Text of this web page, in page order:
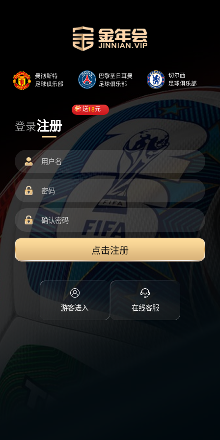
登录注册
送18元
点击注册
游客进入 在线客服